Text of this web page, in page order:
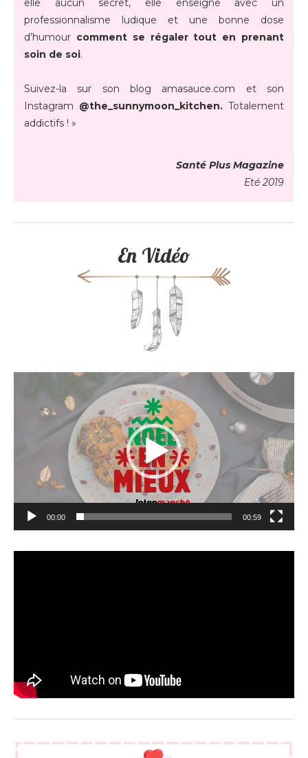
elle aucun secret, elle enseigne avec un
professionnalisme ludique et une bonne dose
d’humour comment se régaler tout en prenant
soin de soi.
Suivez-la sur son blog amasauce.com et son
Instagram @the_sunnymoon_kitchen. Totalement
addictifs ! »
Santé Plus Magazine
Eté 2019
En Vidéo
00:00 00:59